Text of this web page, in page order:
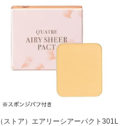
（ストア）エアリーシアーパクト301L